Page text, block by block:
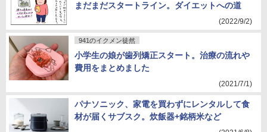
まだまだスタートライン。ダイエットへの道
(2022/9/2)
941のイクメン徒然
小学生の娘が歯列矯正スタート。治療の流れや
費用をまとめました
(2021/7/1)
パナソニック、家電を買わずにレンタルして食
材が届くサブスク。炊飯器+銘柄米など